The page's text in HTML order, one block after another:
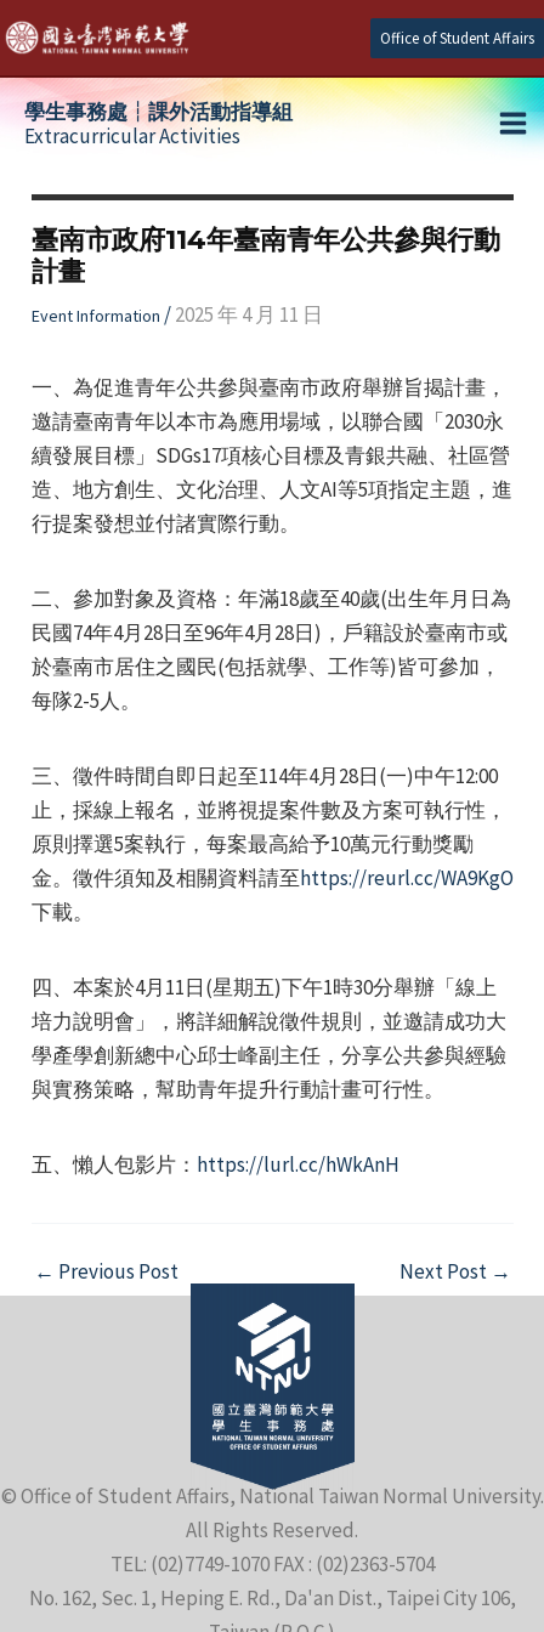
Skip
to
content
Office of Student Affairs
學生事務處┆課外活動指導組
Extracurricular Activities
臺南市政府114年臺南青年公共參與行動
計畫
Event Information /2025 年 4 月 11 日
一、為促進青年公共參與臺南市政府舉辦旨揭計畫，
邀請臺南青年以本市為應用場域，以聯合國「2030永
續發展目標」SDGs17項核心目標及青銀共融、社區營
造、地方創生、文化治理、人文AI等5項指定主題，進
行提案發想並付諸實際行動。
二、參加對象及資格：年滿18歲至40歲(出生年月日為
民國74年4月28日至96年4月28日)，戶籍設於臺南市或
於臺南市居住之國民(包括就學、工作等)皆可參加，
每隊2-5人。
三、徵件時間自即日起至114年4月28日(一)中午12:00
止，採線上報名，並將視提案件數及方案可執行性，
原則擇選5案執行，每案最高給予10萬元行動獎勵
金。徵件須知及相關資料請至https://reurl.cc/WA9KgO
下載。
四、本案於4月11日(星期五)下午1時30分舉辦「線上
培力說明會」，將詳細解說徵件規則，並邀請成功大
學產學創新總中心邱士峰副主任，分享公共參與經驗
與實務策略，幫助青年提升行動計畫可行性。
五、懶人包影片： https://lurl.cc/hWkAnH
Post
navigation
← Previous Post Next Post →
© Office of Student Affairs, National Taiwan Normal University.
All Rights Reserved.
TEL: (02)7749-1070 FAX : (02)2363-5704
No. 162, Sec. 1, Heping E. Rd., Da'an Dist., Taipei City 106,